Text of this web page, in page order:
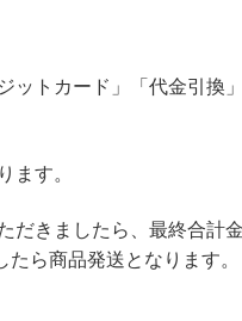
ットカード」「代金引換
す。
だきましたら、最終合計
ら商品発送となります。